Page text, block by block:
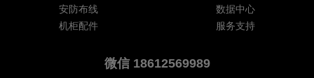
安防布线
数据中心
机柜配件
服务支持
微信 18612569989